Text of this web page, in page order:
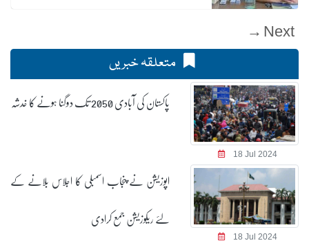
Next →
متعلقہ خبریں
18 Jul 2024
پاکستان کی آبادی 2050 تک دوگنا ہونے کا خدشہ
18 Jul 2024
اپوزیشن نے پنجاب اسمبلی کا اجلاس بلانے کے
لئے ریکوزیشن جمع کرادی